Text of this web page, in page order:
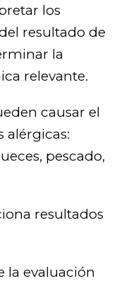
los
resultado de
la
relevante.
causar el
alérgicas:
pescado,
resultados
la evaluación